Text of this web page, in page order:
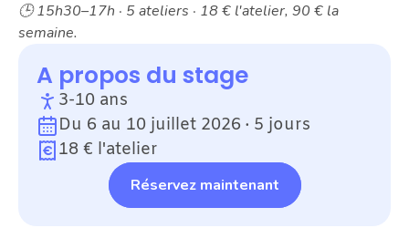
🕒 15h30–17h · 5 ateliers · 18 € l'atelier, 90 € la
semaine.
A propos du stage
3-10 ans
Du 6 au 10 juillet 2026 · 5 jours
18 € l'atelier
Réservez maintenant